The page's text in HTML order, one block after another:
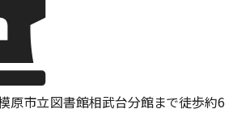
原市立図書館相武台分館まで徒歩約6